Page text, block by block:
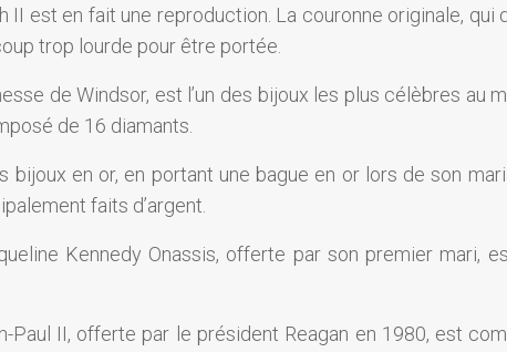
II est en fait une reproduction. La couronne originale, qui
trop lourde pour être portée.
de Windsor, est l’un des bijoux les plus célèbres au
de 16 diamants.
bijoux en or, en portant une bague en or lors de son
faits d’argent.
Kennedy Onassis, offerte par son premier mari,
Paul II, offerte par le président Reagan en 1980, est